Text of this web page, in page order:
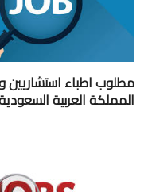
مطلوب اطباء استشاريين
المملكة العربية